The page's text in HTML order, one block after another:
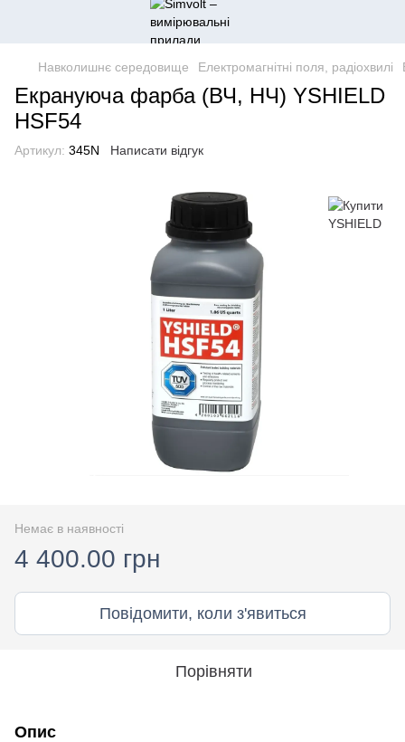
Навколишнє середовище Електромагнітні поля, радіохвилі
Екрануюча фарба (ВЧ, НЧ) YSHIELD
HSF54
Артикул: 345N Написати відгук
Немає в наявності
4 400.00 грн
Повідомити, коли з'явиться
Порівняти
Опис